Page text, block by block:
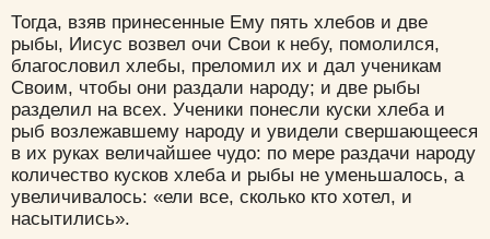
Тогда, взяв принесенные Ему пять хлебов и две
рыбы, Иисус возвел очи Свои к небу, помолился,
благословил хлебы, преломил их и дал ученикам
Своим, чтобы они раздали народу; и две рыбы
разделил на всех. Ученики понесли куски хлеба и
рыб возлежавшему народу и увидели свершающееся
в их руках величайшее чудо: по мере раздачи народу
количество кусков хлеба и рыбы не уменьшалось, а
увеличивалось: «ели все, сколько кто хотел, и
насытились».